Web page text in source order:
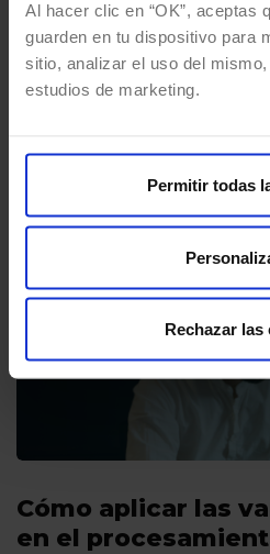
Al hacer clic en “OK”, aceptas
guarden en tu dispositivo para
sitio, analizar el uso del
estudios de marketing.
Permitir todas
Rechazar las
En un mundo donde la
pasos agigantados, la
emerge como el motor
próxima…
Cómo aplicar las
en el